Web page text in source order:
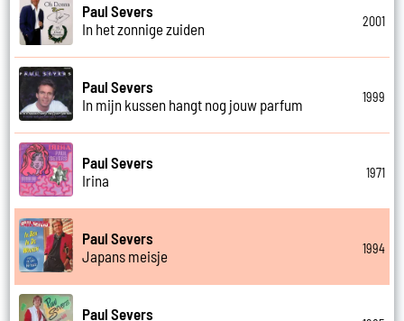
Paul Severs
In het zonnige zuiden
2001
Paul Severs
In mijn kussen hangt nog jouw parfum
1999
Paul Severs
Irina
1971
Paul Severs
Japans meisje
1994
Paul Severs